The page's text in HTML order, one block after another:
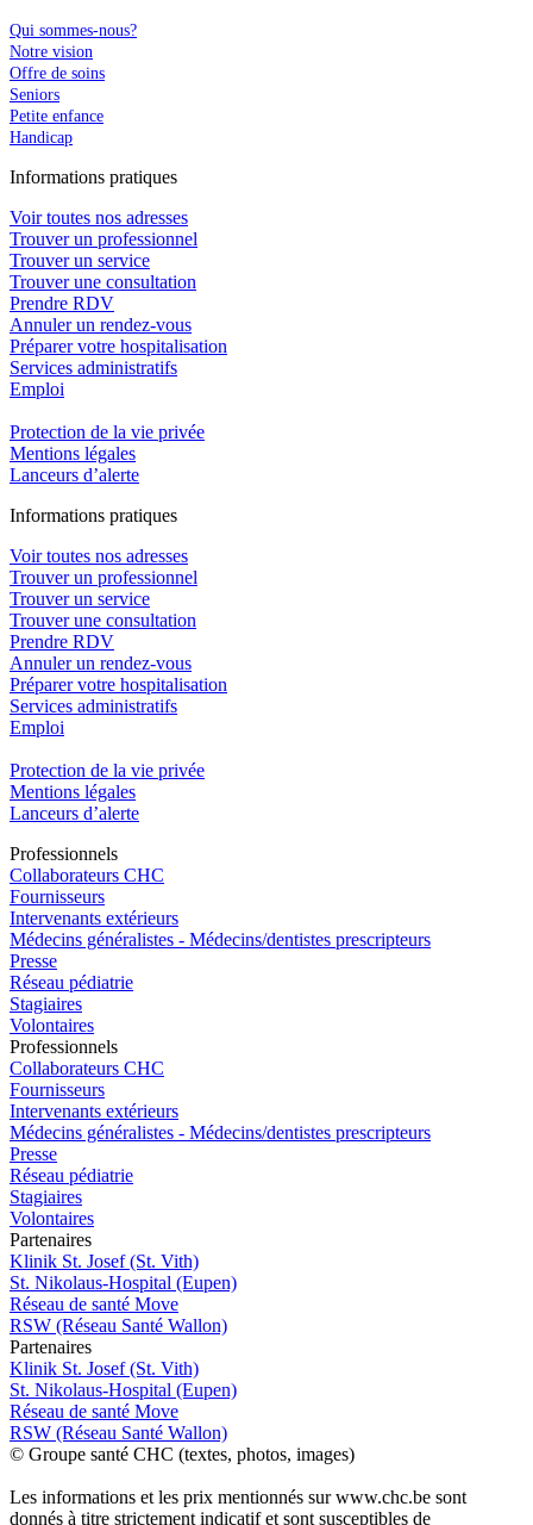
Qui sommes-nous?
Notre vision
Offre de soins
Seniors
Petite enfance
Handicap
Informations pratiques
Voir toutes nos adresses
Trouver un professionnel
Trouver un service
Trouver une consultation
Prendre RDV
Annuler un rendez-vous
Préparer votre hospitalisation
Services administratifs
Emploi​
Protection de la vie privée
Mentions légales
Lanceurs d’alerte
Informations pratiques
Voir toutes nos adresses
Trouver un professionnel
Trouver un service
Trouver une consultation
Prendre RDV
Annuler un rendez-vous
Préparer votre hospitalisation
Services administratifs
Emploi​
Protection de la vie privée
Mentions légales
Lanceurs d’alerte
Professionnels
Collaborateurs CHC
Fournisseurs
Intervenants extérieurs
Médecins généralistes - Médecins/dentistes prescripteurs
Presse
Réseau pédiatrie
Stagiaires
Volontaires
Professionnels
Collaborateurs CHC
Fournisseurs
Intervenants extérieurs
Médecins généralistes - Médecins/dentistes prescripteurs
Presse
Réseau pédiatrie
Stagiaires
Volontaires
Partenaires
Klinik St. Josef (St. Vith)
St. Nikolaus-Hospital (Eupen)
Réseau de santé Move
RSW (Réseau Santé Wallon)
Partenaires
Klinik St. Josef (St. Vith)
St. Nikolaus-Hospital (Eupen)
Réseau de santé Move
RSW (Réseau Santé Wallon)
© Groupe santé CHC (textes, photos, images)
Les informations et les prix mentionnés sur www.chc.be sont
donnés à titre strictement indicatif et sont susceptibles de